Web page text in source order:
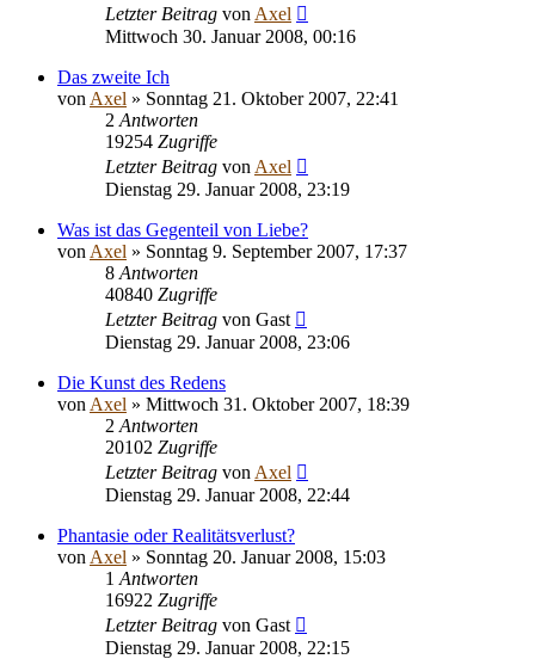
Letzter Beitrag von Axel
Mittwoch 30. Januar 2008, 00:16
Das zweite Ich
von Axel » Sonntag 21. Oktober 2007, 22:41
2 Antworten
19254 Zugriffe
Letzter Beitrag von Axel
Dienstag 29. Januar 2008, 23:19
Was ist das Gegenteil von Liebe?
von Axel » Sonntag 9. September 2007, 17:37
8 Antworten
40840 Zugriffe
Letzter Beitrag von Gast
Dienstag 29. Januar 2008, 23:06
Die Kunst des Redens
von Axel » Mittwoch 31. Oktober 2007, 18:39
2 Antworten
20102 Zugriffe
Letzter Beitrag von Axel
Dienstag 29. Januar 2008, 22:44
Phantasie oder Realitätsverlust?
von Axel » Sonntag 20. Januar 2008, 15:03
1 Antworten
16922 Zugriffe
Letzter Beitrag von Gast
Dienstag 29. Januar 2008, 22:15